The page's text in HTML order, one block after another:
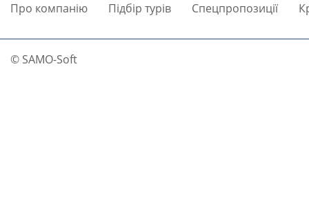
Про компанію
Підбір турів Спецпропозиції
© SAMO-Soft